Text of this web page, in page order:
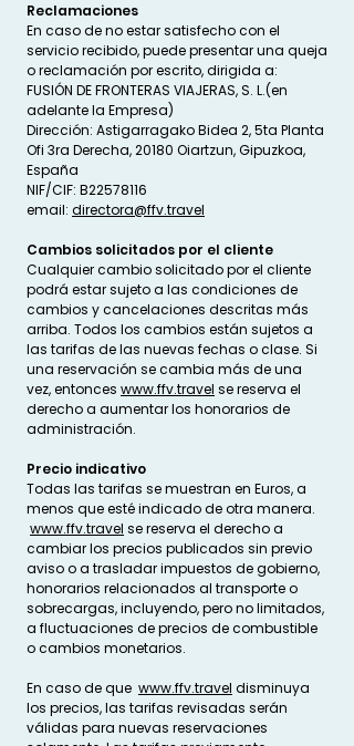
Reclamaciones
En caso de no estar satisfecho con el
servicio recibido, puede presentar una queja
o reclamación por escrito, dirigida a:
FUSIÓN DE FRONTERAS VIAJERAS, S. L.(en
adelante la Empresa)
Dirección: Astigarragako Bidea 2, 5ta Planta
Ofi 3ra Derecha, 20180 Oiartzun, Gipuzkoa,
España
NIF/CIF: B22578116
email: directora@ffv.travel
Cambios solicitados por el cliente
Cualquier cambio solicitado por el cliente
podrá estar sujeto a las condiciones de
cambios y cancelaciones descritas más
arriba. Todos los cambios están sujetos a
las tarifas de las nuevas fechas o clase. Si
una reservación se cambia más de una
vez, entonces www.ffv.travel se reserva el
derecho a aumentar los honorarios de
administración.
Precio indicativo
Todas las tarifas se muestran en Euros, a
menos que esté indicado de otra manera.
www.ffv.travel se reserva el derecho a
cambiar los precios publicados sin previo
aviso o a trasladar impuestos de gobierno,
honorarios relacionados al transporte o
sobrecargas, incluyendo, pero no limitados,
a fluctuaciones de precios de combustible
o cambios monetarios.
​En caso de que www.ffv.travel disminuya
los precios, las tarifas revisadas serán
válidas para nuevas reservaciones